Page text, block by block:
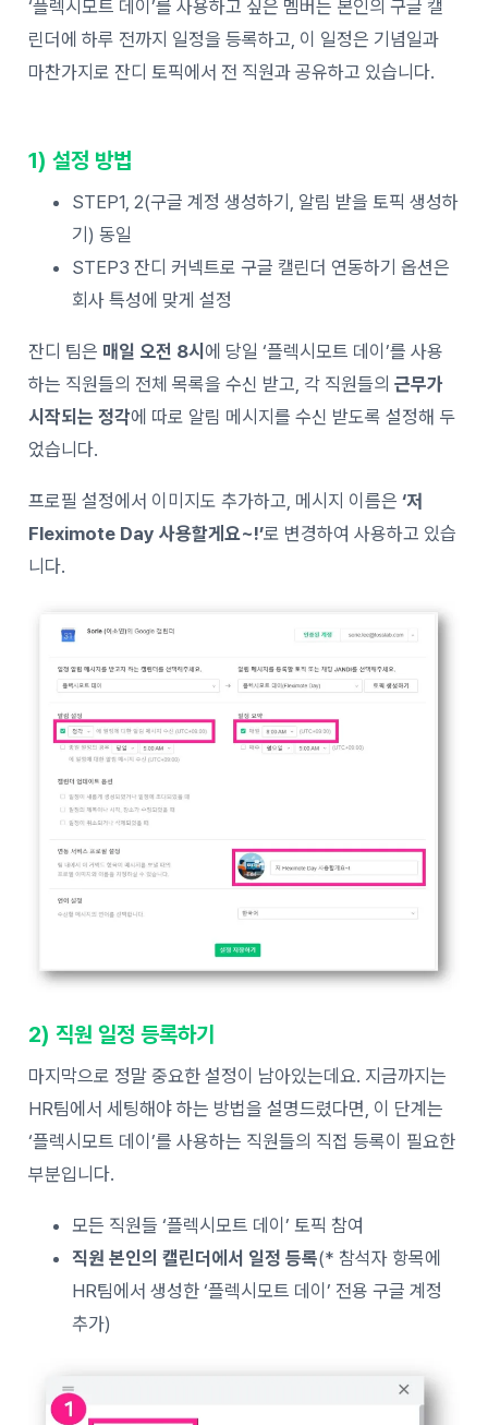
‘플렉시모트 데이’를 사용하고 싶은 멤버는 본인의 구글 캘
린더에 하루 전까지 일정을 등록하고, 이 일정은 기념일과
마찬가지로 잔디 토픽에서 전 직원과 공유하고 있습니다.
1) 설정 방법
STEP1, 2(구글 계정 생성하기, 알림 받을 토픽 생성하
기) 동일
STEP3 잔디 커넥트로 구글 캘린더 연동하기 옵션은
회사 특성에 맞게 설정
잔디 팀은 매일 오전 8시 에 당일 ‘플렉시모트 데이’를 사용
하는 직원들의 전체 목록을 수신 받고, 각 직원들의근무가
시작되는 정각에 따로 알림 메시지를 수신 받도록 설정해 두
었습니다.
프로필 설정에서 이미지도 추가하고, 메시지 이름은‘저
Fleximote Day 사용할게요~!’로 변경하여 사용하고 있습
니다.
2) 직원 일정 등록하기
마지막으로 정말 중요한 설정이 남아있는데요. 지금까지는
HR팀에서 세팅해야 하는 방법을 설명드렸다면, 이 단계는
‘플렉시모트 데이’를 사용하는 직원들의 직접 등록이 필요한
부분입니다.
모든 직원들 ‘플렉시모트 데이’ 토픽 참여
직원 본인의 캘린더에서 일정 등록(* 참석자 항목에
HR팀에서 생성한 ‘플렉시모트 데이’ 전용 구글 계정
추가)